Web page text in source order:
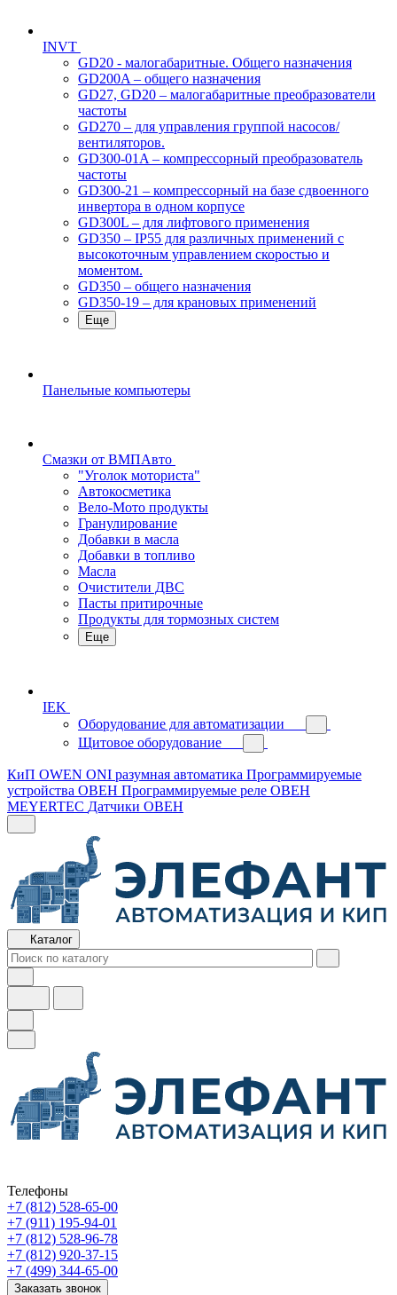
INVT
GD20 - малогабаритные. Общего назначения
GD200A – общего назначения
GD27, GD20 – малогабаритные преобразователи
частоты
GD270 – для управления группой насосов/
вентиляторов.
GD300-01A – компрессорный преобразователь
частоты
GD300-21 – компрессорный на базе сдвоенного
инвертора в одном корпусе
GD300L – для лифтового применения
GD350 – IP55 для различных применений с
высокоточным управлением скоростью и
моментом.
GD350 – общего назначения
GD350-19 – для крановых применений
Еще
Панельные компьютеры
Смазки от ВМПАвто
"Уголок моториста"
Автокосметика
Вело-Мото продукты
Гранулирование
Добавки в масла
Добавки в топливо
Масла
Очистители ДВС
Пасты притирочные
Продукты для тормозных систем
Еще
IEK
Оборудование для автоматизации
Щитовое оборудование
КиП OWEN ONI разумная автоматика Программируемые
устройства ОВЕН Программируемые реле ОВЕН
MEYERTEC Датчики ОВЕН
Каталог
Телефоны
+7 (812) 528-65-00
+7 (911) 195-94-01
+7 (812) 528-96-78
+7 (812) 920-37-15
+7 (499) 344-65-00
Заказать звонок